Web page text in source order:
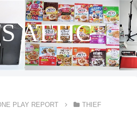
ATTIC
PLAY REPORT THIEF